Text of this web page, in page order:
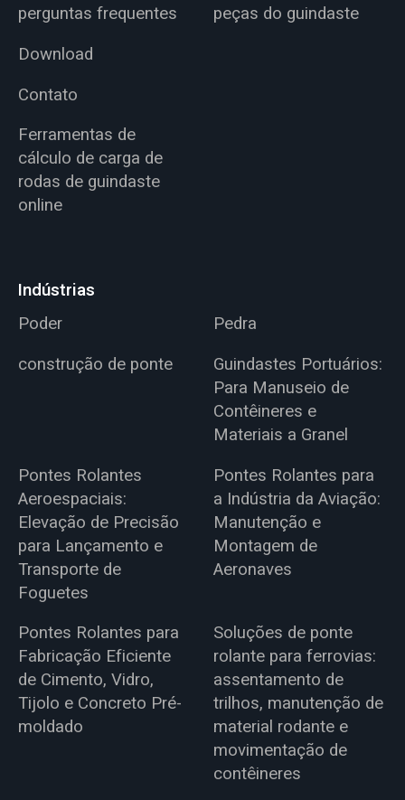
perguntas frequentes
Download
Contato
Ferramentas de
cálculo de carga de
rodas de guindaste
online
peças do guindaste
Indústrias
Poder
Pedra
construção de ponte
Guindastes Portuários:
Para Manuseio de
Contêineres e
Materiais a Granel
Pontes Rolantes
Aeroespaciais:
Elevação de Precisão
para Lançamento e
Transporte de
Foguetes
Pontes Rolantes para
a Indústria da Aviação:
Manutenção e
Montagem de
Aeronaves
Pontes Rolantes para
Fabricação Eficiente
de Cimento, Vidro,
Tijolo e Concreto Pré-
moldado
Soluções de ponte
rolante para ferrovias:
assentamento de
trilhos, manutenção de
material rodante e
movimentação de
contêineres